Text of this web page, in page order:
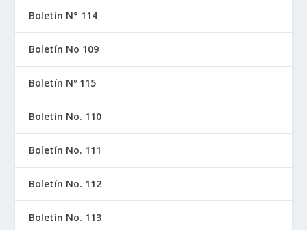
Boletín N° 114
Boletín No 109
Boletín Nº 115
Boletín No. 110
Boletín No. 111
Boletín No. 112
Boletín No. 113